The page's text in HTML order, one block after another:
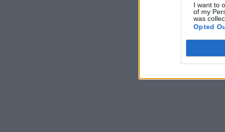
I want to
of my
was
Opted